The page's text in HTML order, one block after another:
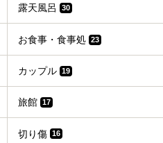
露天風呂 30
お食事・食事処 23
カップル 19
旅館 17
切り傷 16